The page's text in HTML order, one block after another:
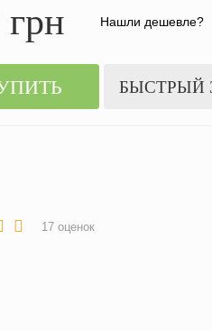
грн Нашли дешевле?
БЫСТРЫЙ
17 оценок